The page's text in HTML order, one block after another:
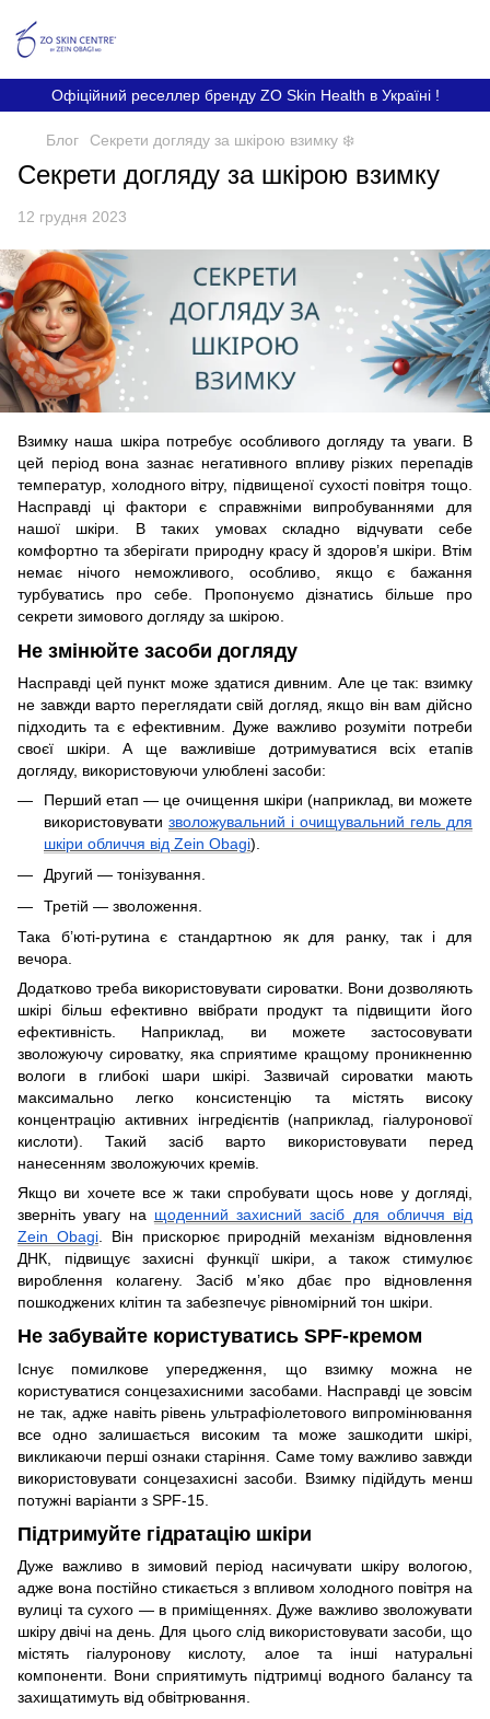
Офіційний реселлер бренду ZO Skin Health в Україні !
Блог Секрети догляду за шкірою взимку ❄️
Секрети догляду за шкірою взимку
12 грудня 2023
Взимку наша шкіра потребує особливого догляду та уваги. В
цей період вона зазнає негативного впливу різких перепадів
температур, холодного вітру, підвищеної сухості повітря тощо.
Насправді ці фактори є справжніми випробуваннями для
нашої шкіри. В таких умовах складно відчувати себе
комфортно та зберігати природну красу й здоров’я шкіри. Втім
немає нічого неможливого, особливо, якщо є бажання
турбуватись про себе. Пропонуємо дізнатись більше про
секрети зимового догляду за шкірою.
Не змінюйте засоби догляду
Насправді цей пункт може здатися дивним. Але це так: взимку
не завжди варто переглядати свій догляд, якщо він вам дійсно
підходить та є ефективним. Дуже важливо розуміти потреби
своєї шкіри. А ще важливіше дотримуватися всіх етапів
догляду, використовуючи улюблені засоби:
Перший етап — це очищення шкіри (наприклад, ви можете
використовувати зволожувальний і очищувальний гель для
шкіри обличчя від Zein Obagi).
Другий — тонізування.
Третій — зволоження.
Така б’юті-рутина є стандартною як для ранку, так і для
вечора.
Додатково треба використовувати сироватки. Вони дозволяють
шкірі більш ефективно ввібрати продукт та підвищити його
ефективність. Наприклад, ви можете застосовувати
зволожуючу сироватку, яка сприятиме кращому проникненню
вологи в глибокі шари шкірі. Зазвичай сироватки мають
максимально легко консистенцію та містять високу
концентрацію активних інгредієнтів (наприклад, гіалуронової
кислоти). Такий засіб варто використовувати перед
нанесенням зволожуючих кремів.
Якщо ви хочете все ж таки спробувати щось нове у догляді,
зверніть увагу на щоденний захисний засіб для обличчя від
Zein Obagi. Він прискорює природній механізм відновлення
ДНК, підвищує захисні функції шкіри, а також стимулює
вироблення колагену. Засіб м’яко дбає про відновлення
пошкоджених клітин та забезпечує рівномірний тон шкіри.
Не забувайте користуватись SPF-кремом
Існує помилкове упередження, що взимку можна не
користуватися сонцезахисними засобами. Насправді це зовсім
не так, адже навіть рівень ультрафіолетового випромінювання
все одно залишається високим та може зашкодити шкірі,
викликаючи перші ознаки старіння. Саме тому важливо завжди
використовувати сонцезахисні засоби. Взимку підійдуть менш
потужні варіанти з SPF-15.
Підтримуйте гідратацію шкіри
Дуже важливо в зимовий період насичувати шкіру вологою,
адже вона постійно стикається з впливом холодного повітря на
вулиці та сухого — в приміщеннях. Дуже важливо зволожувати
шкіру двічі на день. Для цього слід використовувати засоби, що
містять гіалуронову кислоту, алое та інші натуральні
компоненти. Вони сприятимуть підтримці водного балансу та
захищатимуть від обвітрювання.